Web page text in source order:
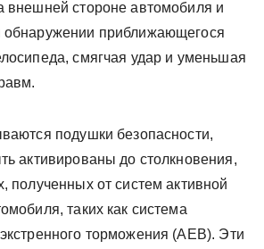
внешней стороне автомобиля и
обнаружении приближающегося
смягчая удар и уменьшая
подушки безопасности,
активированы до столкновения,
полученных от систем активной
таких как система
торможения (AEB). Эти